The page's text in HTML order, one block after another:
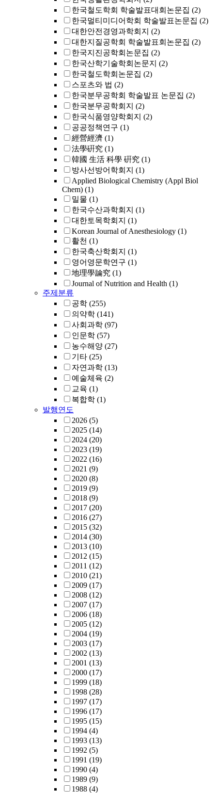
한국철도학회 학술발표대회논문집 (2)
한국멀티미디어학회 학술발표논문집 (2)
대한안전경영과학회지 (2)
대한지질공학회 학술발표회논문집 (2)
한국지진공학회논문집 (2)
한국산학기술학회논문지 (2)
한국철도학회논문집 (2)
스포츠와 법 (2)
한국분무공학회 학술발표 논문집 (2)
한국분무공학회지 (2)
한국식품영양학회지 (2)
공공정책연구 (1)
經營經濟 (1)
法學硏究 (1)
韓國 生活 科學 硏究 (1)
방사선방어학회지 (1)
Applied Biological Chemistry (Appl Biol
Chem) (1)
밀물 (1)
한국수산과학회지 (1)
대한토목학회지 (1)
Korean Journal of Anesthesiology (1)
활천 (1)
한국축산학회지 (1)
영어영문학연구 (1)
地理學論究 (1)
Journal of Nutrition and Health (1)
주제분류
공학 (255)
의약학 (141)
사회과학 (97)
인문학 (57)
농수해양 (27)
기타 (25)
자연과학 (13)
예술체육 (2)
교육 (1)
복합학 (1)
발행연도
2026 (5)
2025 (14)
2024 (20)
2023 (19)
2022 (16)
2021 (9)
2020 (8)
2019 (9)
2018 (9)
2017 (20)
2016 (27)
2015 (32)
2014 (30)
2013 (10)
2012 (15)
2011 (12)
2010 (21)
2009 (17)
2008 (12)
2007 (17)
2006 (18)
2005 (12)
2004 (19)
2003 (17)
2002 (13)
2001 (13)
2000 (17)
1999 (18)
1998 (28)
1997 (17)
1996 (17)
1995 (15)
1994 (4)
1993 (13)
1992 (5)
1991 (19)
1990 (4)
1989 (9)
1988 (4)